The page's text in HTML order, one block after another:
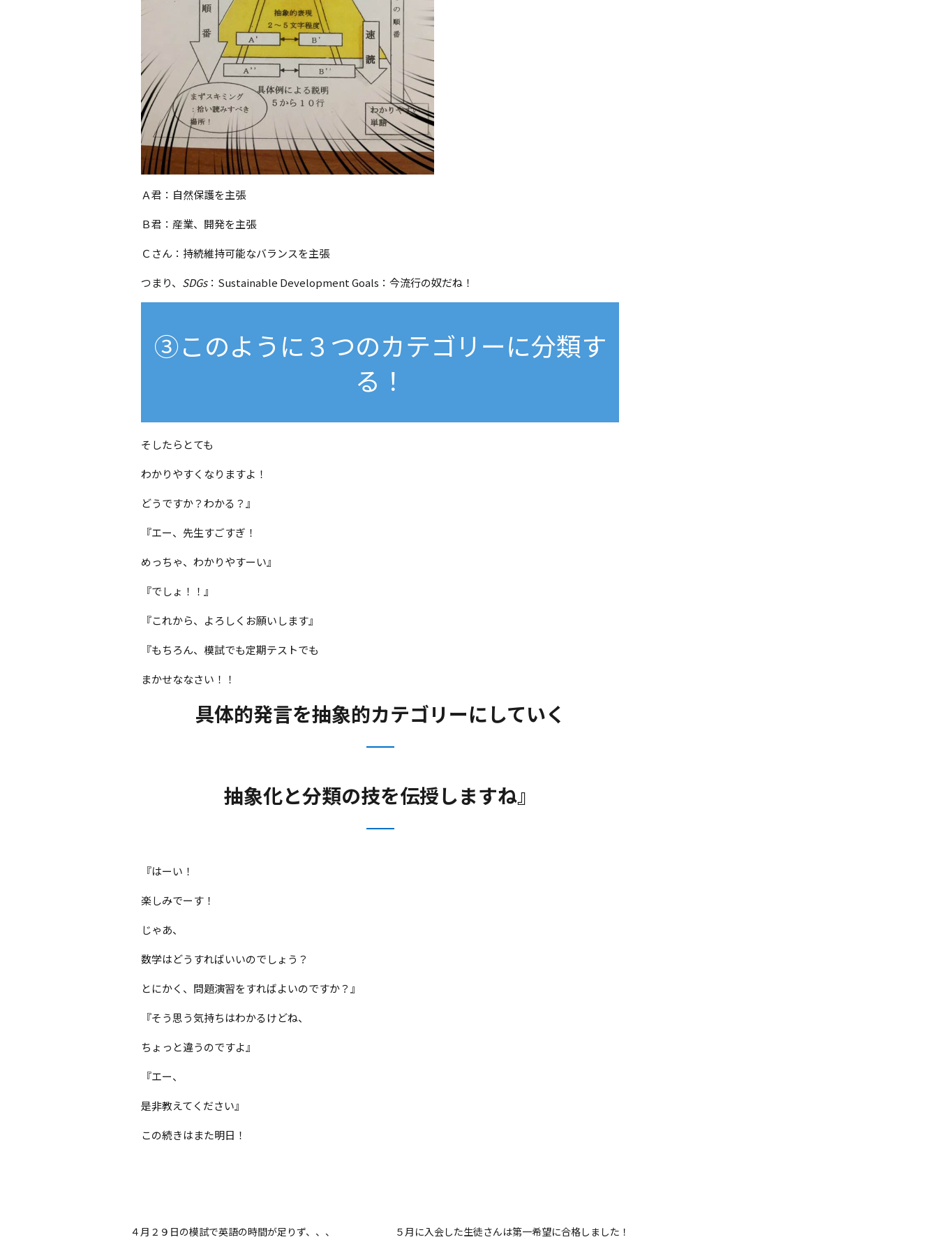
Ａ君：自然保護を主張
Ｂ君：産業、開発を主張
Ｃさん：持続維持可能なバランスを主張
つまり、 SDGs：Sustainable Development Goals：今流行の奴だね！
③このように３つのカテゴリーに分類す
る！
そしたらとても
わかりやすくなりますよ！
どうですか？わかる？』
『エー、先生すごすぎ！
めっちゃ、わかりやすーい』
『でしょ！！』
『これから、よろしくお願いします』
『もちろん、模試でも定期テストでも
まかせななさい！！
具体的発言を抽象的カテゴリーにしていく
抽象化と分類の技を伝授しますね』
『はーい！
楽しみでーす！
じゃあ、
数学はどうすればいいのでしょう？
とにかく、問題演習をすればよいのですか？』
『そう思う気持ちはわかるけどね、
ちょっと違うのですよ』
『エー、
是非教えてください』
この続きはまた明日！
４月２９日の模試で英語の時間が足りず、、、 ５月に入会した生徒さんは第一希望に合格しました！